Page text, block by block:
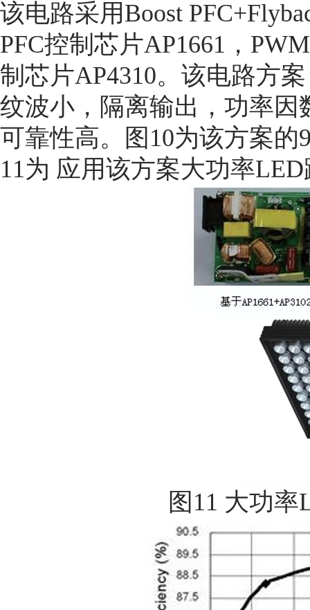
该电路采用Boost
PFC控制芯片AP1661，
制芯片AP4310。该电路方
纹波小，隔离输出，功率因
可靠性高。图10为该方案
11为 应用该方案大功率
图11 大功